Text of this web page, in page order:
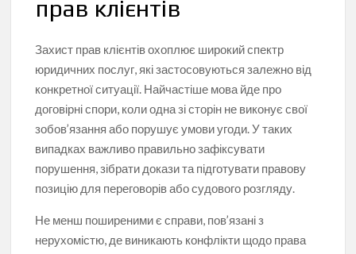
прав клієнтів
Захист прав клієнтів охоплює широкий спектр
юридичних послуг, які застосовуються залежно від
конкретної ситуації. Найчастіше мова йде про
договірні спори, коли одна зі сторін не виконує свої
зобов’язання або порушує умови угоди. У таких
випадках важливо правильно зафіксувати
порушення, зібрати докази та підготувати правову
позицію для переговорів або судового розгляду.
Не менш поширеними є справи, пов’язані з
нерухомістю, де виникають конфлікти щодо права